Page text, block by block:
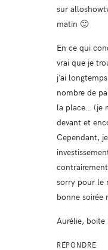
sur
matin 🙂
En ce qui
vrai que je
j’ai
nombre de
la place… (je
devant et
Cependant,
sorry pour le
bonne soirée
Aurélie,
RÉPONDRE